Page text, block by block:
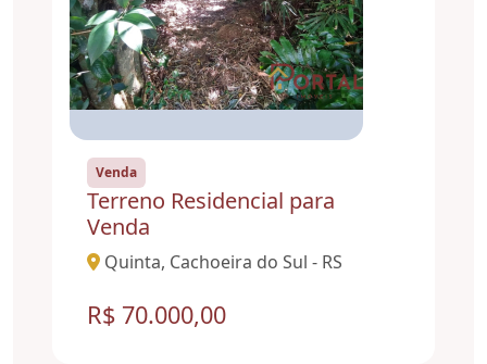
Venda
Terreno Residencial para
Venda
Quinta, Cachoeira do Sul - RS
R$ 70.000,00